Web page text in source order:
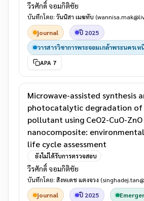
วีรศักดิ์ จอมกิติชัย
บันทึกโดย: วันนิสา เมฆทับ
journal
ปี 2025
วารสารวิชาการพระจอมเกล้าพระนครเห
APA 7
Microwave-assisted synthesis
photocatalytic degradation of
pollutant using CeO2-CuO-ZnO
nanocomposite:
life cycle assessment
ยังไม่ได้รับการตรวจสอบ
วีรศักดิ์ จอมกิติชัย
บันทึกโดย: สิงหเดช แตงจวง
journal
ปี 2025